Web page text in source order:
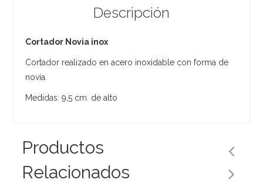
Descripción
Cortador Novia inox
Cortador realizado en acero inoxidable con forma de
novia.
Medidas: 9,5 cm. de alto
Productos
Relacionados